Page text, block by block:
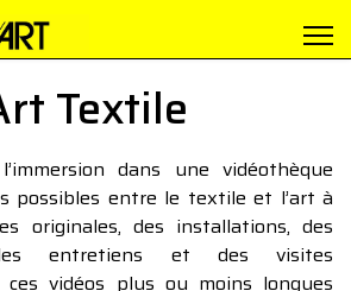
Textile
dans une vidéothèque
possibles entre le textile et l’art à
originales, des installations, des
des entretiens et des visites
ces vidéos plus ou moins longues